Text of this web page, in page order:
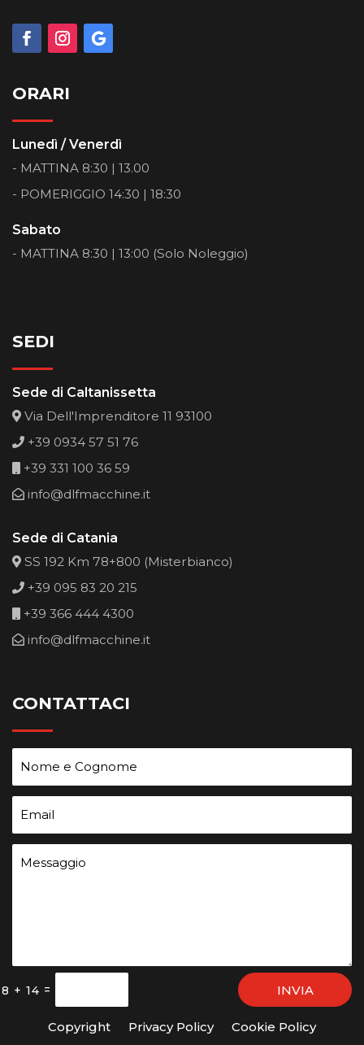
ORARI
Lunedì / Venerdì
- MATTINA 8:30 | 13.00
- POMERIGGIO 14:30 | 18:30
Sabato
- MATTINA 8:30 | 13:00 (Solo Noleggio)
SEDI
Sede di Caltanissetta
Via Dell'Imprenditore 11 93100
+39 0934 57 51 76
+39 331 100 36 59
info@dlfmacchine.it
Sede di Catania
SS 192 Km 78+800 (Misterbianco)
+39 095 83 20 215
+39 366 444 4300
info@dlfmacchine.it
CONTATTACI
8 + 14 = INVIA
Copyright Privacy Policy
Cookie Policy